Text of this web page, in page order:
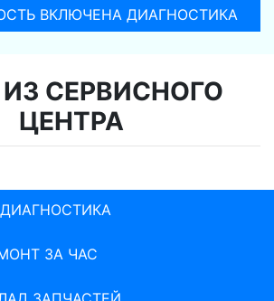
ВКЛЮЧЕНА ДИАГНОСТИКА
СЕРВИСНОГО
ЦЕНТРА
ЗА ЧАС